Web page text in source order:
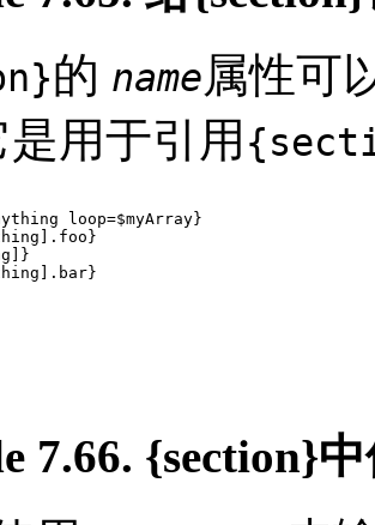
的 name属性可
用于引用
loop=$myArray}
7.66. {section}